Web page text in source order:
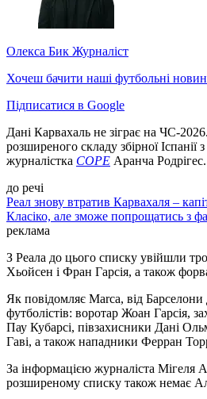
Олекса Бик Журналіст
Хочеш бачити наші футбольні
Підписатися в Google
Дані Карвахаль не зіграє на ЧС-
розширеного складу збірної Іспанії
журналістка COPE Аранча Родрігес.
до речі
Реал знову втратив Карвахаля –
Класіко, але зможе попрощатись з
реклама
З Реала до цього списку увійшли
Хьойсен і Фран Гарсія, а також
Як повідомляє Marca, від
футболістів: воротар Жоан Гарсія,
Пау Кубарсі, півзахисники Дані
Гаві, а також нападники Ферран
За інформацією журналіста Мігеля
розширеному списку також немає